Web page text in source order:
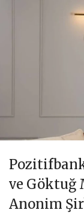
ve Göktuğ
Anonim